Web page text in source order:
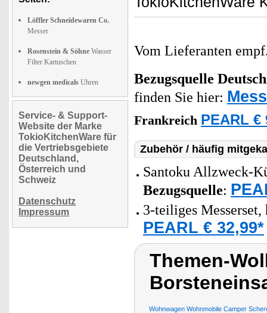
Löffler Schneidewaren Co.
Messer
Rosenstein & Söhne Wasser
Filter Kartuschen
newgen medicals Uhren
Service- & Support-
Website der Marke
TokioKitchenWare für
die Vertriebsgebiete
Deutschland,
Österreich und
Schweiz
Datenschutz
Impressum
Vom Lieferanten
Bezugsquelle
finden Sie hier:
Frankreich PEARL €
Zubehör / häufig
Santoku Allzweck-
Bezugsquelle:
3-teiliges
PEARL € 32,99*
Themen-
Wohnwagen Wohnmobile Camper